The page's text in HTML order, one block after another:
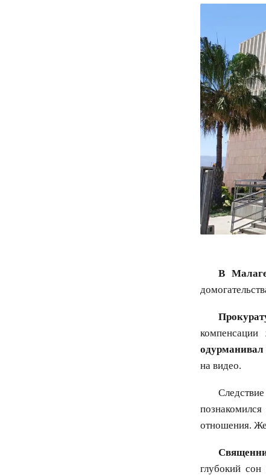
В
одурманивал
на видео.
отношения.
глубокий